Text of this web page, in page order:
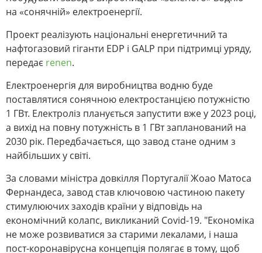
на «сонячній» електроенергії.
Проект реалізують національні енергетичний та
нафтогазовий гіганти EDP і GALP при підтримці уряду,
передає renen.
Електроенергія для виробництва водню буде
поставлятися сонячною електростанцією потужністю
1 ГВт. Електроліз планується запустити вже у 2023 році,
а вихід на повну потужність в 1 ГВт запланований на
2030 рік. Передбачається, що завод стане одним з
найбільших у світі.
За словами міністра довкілля Португалії Жоао Матоса
Фернандеса, завод став ключовою частиною пакету
стимулюючих заходів країни у відповідь на
економічний колапс, викликаний Covid-19. "Економіка
не може розвиватися за старими лекалами, і наша
пост-коронавірусна концепція полягає в тому, щоб